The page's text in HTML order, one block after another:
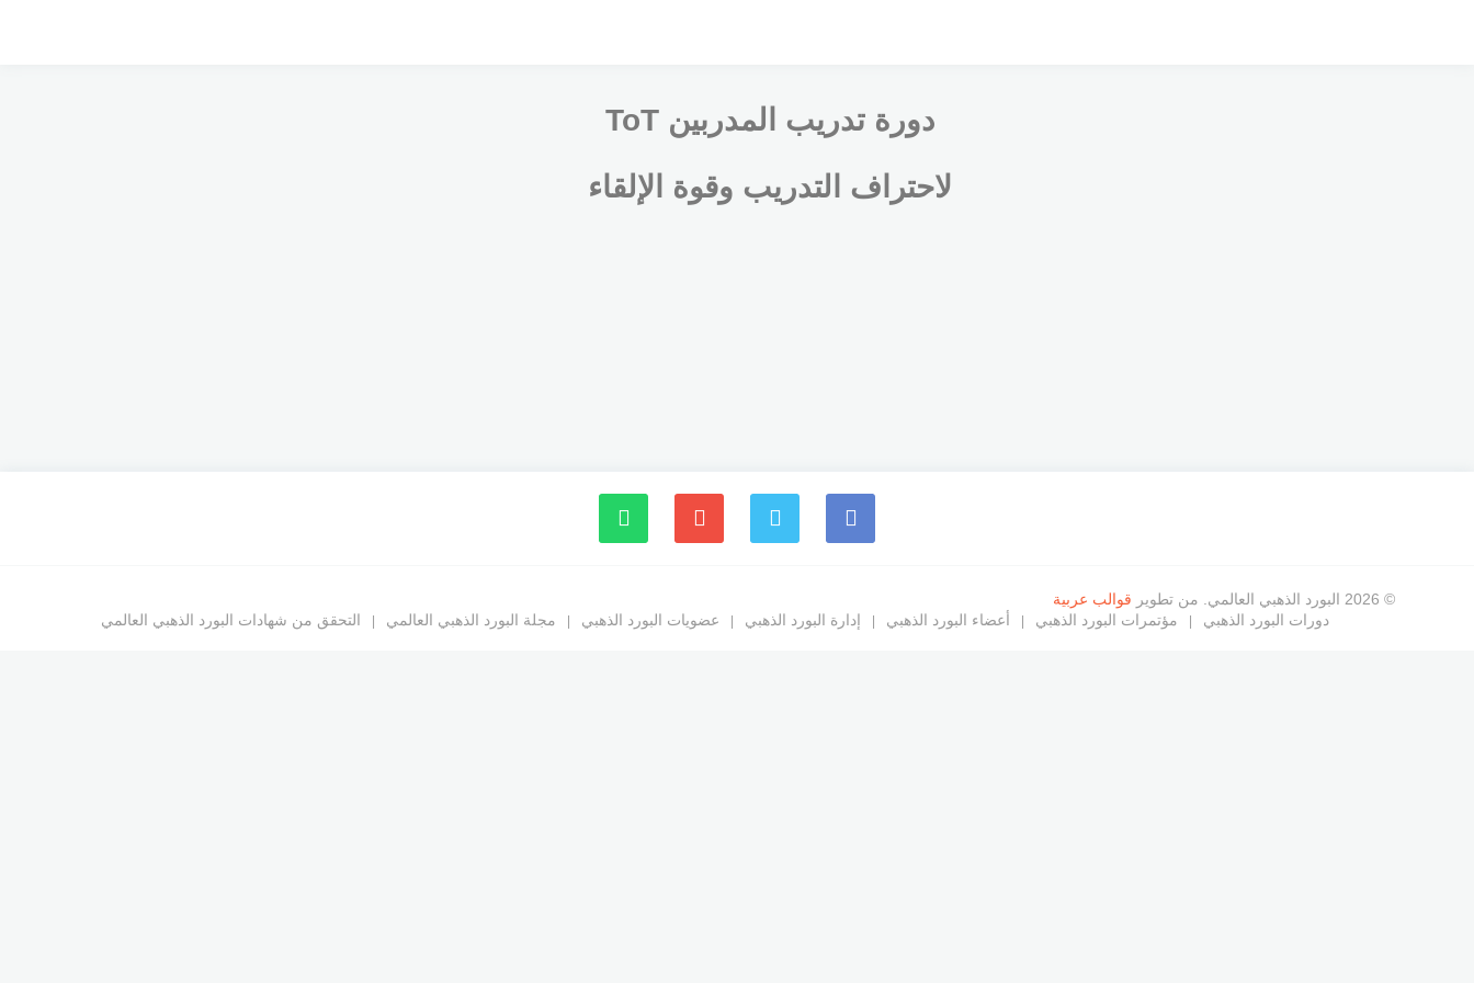
دورة تدريب المدربين ToT
لاحتراف التدريب وقوة الإلقاء
© 2026 البورد الذهبي العالمي. من تطوير
قوالب عربية
دورات البورد الذهبي
مؤتمرات البورد الذهبي أعضاء البورد الذهبي إدارة البورد الذهبي عضويات البورد الذهبي مجلة البورد الذهبي العالمي التحقق من شهادات البورد الذهبي العالمي